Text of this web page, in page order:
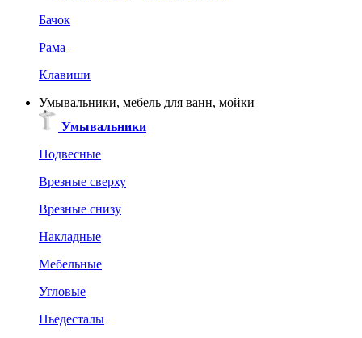
Бачок
Рама
Клавиши
Умывальники, мебель для ванн, мойки
Умывальники
Подвесные
Врезные сверху
Врезные снизу
Накладные
Мебельные
Угловые
Пьедесталы